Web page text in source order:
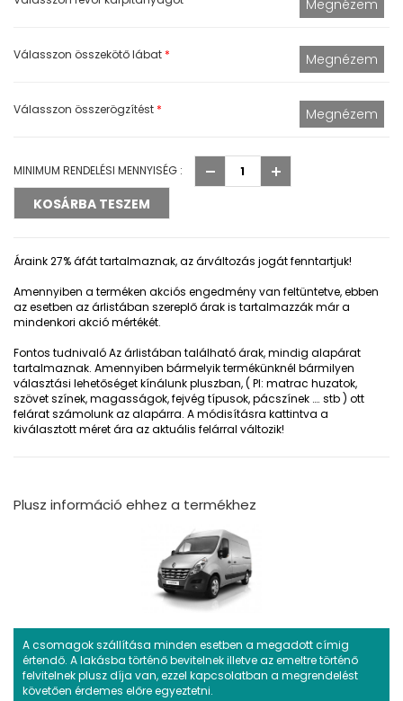
Válasszon összekötő lábat *
Válasszon összerögzítést *
MINIMUM RENDELÉSI MENNYISÉG :
Áraink 27% áfát tartalmaznak, az árváltozás jogát fenntartjuk!
Amennyiben a terméken akciós engedmény van feltüntetve, ebben
az esetben az árlistában szereplő árak is tartalmazzák már a
mindenkori akció mértékét.
Fontos tudnivalóAz árlistában található árak, mindig alapárat
tartalmaznak. Amennyiben bármelyik termékünknél bármilyen
választási lehetőséget kínálunk pluszban, ( Pl: matrac huzatok,
szövet színek, magasságok, fejvég típusok, pácszínek …. stb ) ott
felárat számolunk az alapárra. A módisításra kattintva a
kiválasztott méret ára az aktuális felárral változik!
Plusz információ ehhez a termékhez
A csomagok szállítása minden esetben a megadott címig
értendő. A lakásba történő bevitelnek illetve az emeltre történő
felvitelnek plusz díja van, ezzel kapcsolatban a megrendelést
követően érdemes előre egyeztetni.